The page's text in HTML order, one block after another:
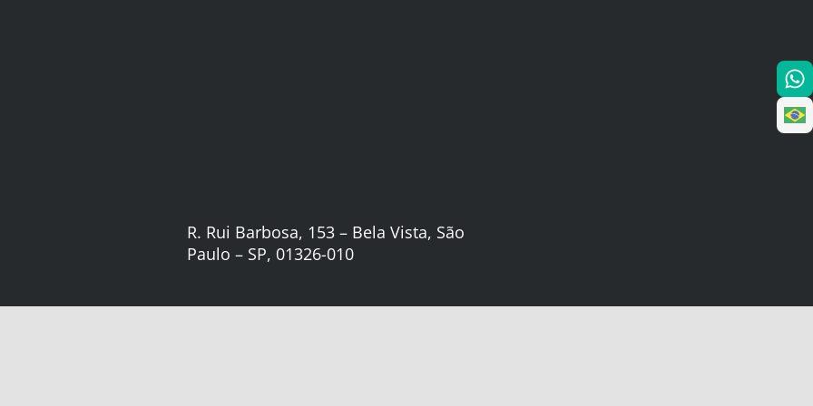
R. Rui Barbosa, 153 – Bela Vista, São
Paulo – SP, 01326-010